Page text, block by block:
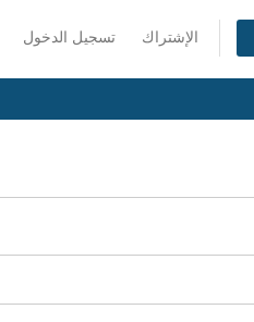
تسجيل الدخول الإشتراك